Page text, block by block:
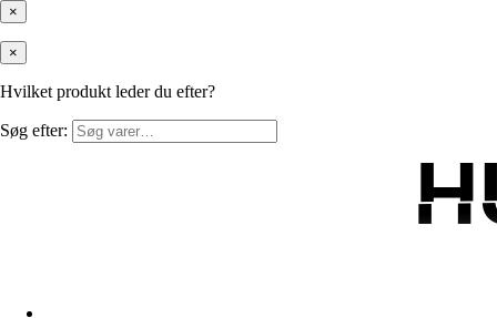
×
×
Hvilket produkt leder du efter?
Søg efter: